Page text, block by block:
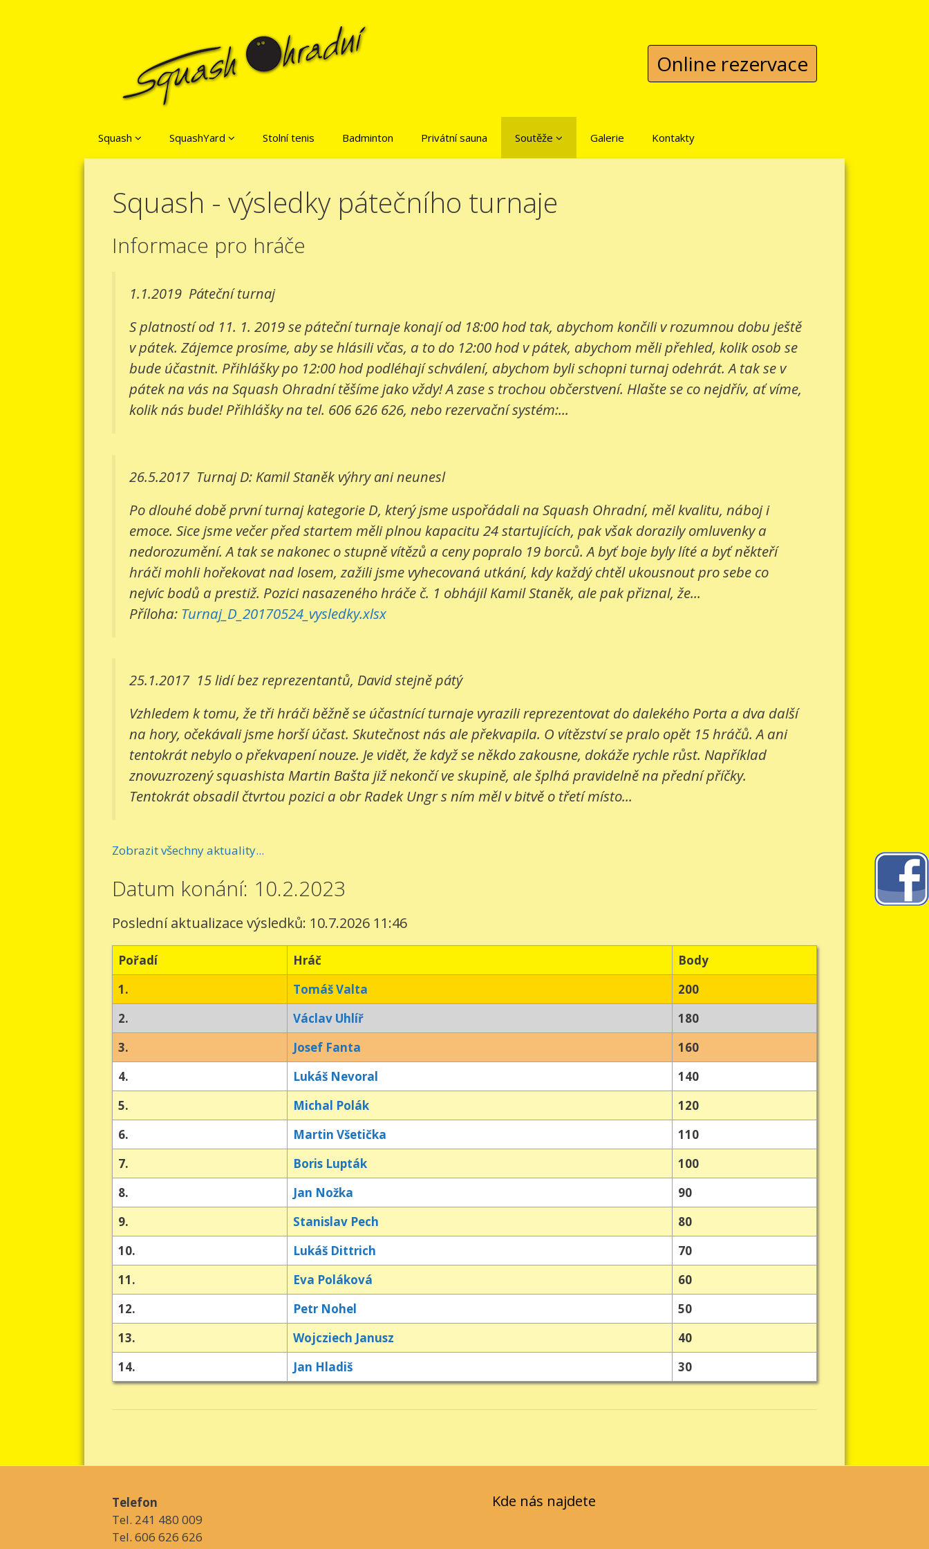
Online rezervace
Squash SquashYard Stolní tenis Badminton Privátní sauna Soutěže Galerie Kontakty
Squash - výsledky pátečního turnaje
Informace pro hráče
1.1.2019 Páteční turnaj
S platností od 11. 1. 2019 se páteční turnaje konají od 18:00 hod tak, abychom končili v rozumnou dobu ještě
v pátek. Zájemce prosíme, aby se hlásili včas, a to do 12:00 hod v pátek, abychom měli přehled, kolik osob se
bude účastnit. Přihlášky po 12:00 hod podléhají schválení, abychom byli schopni turnaj odehrát. A tak se v
pátek na vás na Squash Ohradní těšíme jako vždy! A zase s trochou občerstvení. Hlašte se co nejdřív, ať víme,
kolik nás bude! Přihlášky na tel. 606 626 626, nebo rezervační systém:...
26.5.2017 Turnaj D: Kamil Staněk výhry ani neunesl
Po dlouhé době první turnaj kategorie D, který jsme uspořádali na Squash Ohradní, měl kvalitu, náboj i
emoce. Sice jsme večer před startem měli plnou kapacitu 24 startujících, pak však dorazily omluvenky a
nedorozumění. A tak se nakonec o stupně vítězů a ceny popralo 19 borců. A byť boje byly líté a byť někteří
hráči mohli hořekovat nad losem, zažili jsme vyhecovaná utkání, kdy každý chtěl ukousnout pro sebe co
nejvíc bodů a prestiž. Pozici nasazeného hráče č. 1 obhájil Kamil Staněk, ale pak přiznal, že...
Příloha: Turnaj_D_20170524_vysledky.xlsx
25.1.2017 15 lidí bez reprezentantů, David stejně pátý
Vzhledem k tomu, že tři hráči běžně se účastnící turnaje vyrazili reprezentovat do dalekého Porta a dva další
na hory, očekávali jsme horší účast. Skutečnost nás ale překvapila. O vítězství se pralo opět 15 hráčů. A ani
tentokrát nebylo o překvapení nouze. Je vidět, že když se někdo zakousne, dokáže rychle růst. Například
znovuzrozený squashista Martin Bašta již nekončí ve skupině, ale šplhá pravidelně na přední příčky.
Tentokrát obsadil čtvrtou pozici a obr Radek Ungr s ním měl v bitvě o třetí místo...
Zobrazit všechny aktuality...
Datum konání: 10.2.2023
Poslední aktualizace výsledků: 10.7.2026 11:46
Pořadí Hráč
Body
1.
Tomáš Valta
200
2.
Václav Uhlíř
180
3.
Josef Fanta
160
4.
Lukáš Nevoral
140
5.
Michal Polák
120
6.
Martin Všetička
110
7.
Boris Lupták
100
8.
Jan Nožka
90
9.
Stanislav Pech
80
10.
Lukáš Dittrich
70
11.
Eva Poláková
60
12.
Petr Nohel
50
13.
Wojcziech Janusz
40
14.
Jan Hladiš 30
Telefon
Tel. 241 480 009
Tel. 606 626 626
Kde nás najdete